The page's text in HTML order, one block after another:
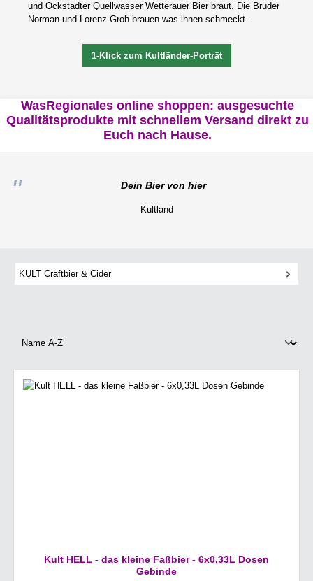
und Ockstädter Quellwasser Wetterauer Bier braut. Die Brüder
Norman und Lorenz Groh brauen was ihnen schmeckt.
1-Klick zum Kultländer-Porträt
WasRegionales online shoppen: ausgesuchte
Qualitätsprodukte mit schnellem Versand direkt zu
Euch nach Hause.
Dein Bier von hier
Kultland
KULT Craftbier & Cider
Kult HELL - das kleine Faßbier - 6x0,33L Dosen
Gebinde